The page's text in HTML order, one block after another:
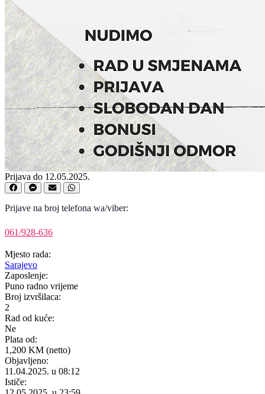
Prijava do 12.05.2025.
Prijave na broj telefona wa/viber:
061/928-636
Mjesto rada:
Sarajevo
Zaposlenje:
Puno radno vrijeme
Broj izvršilaca:
2
Rad od kuće:
Ne
Plata od:
1,200 KM (netto)
Objavljeno:
11.04.2025. u 08:12
Ističe: